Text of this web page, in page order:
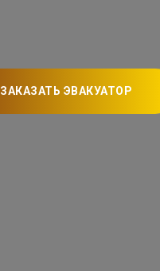
ЗАКАЗАТЬ ЭВАКУАТОР